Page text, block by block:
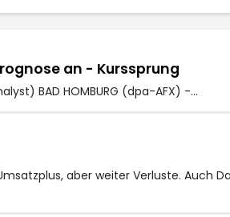
an - Kurssprung
BAD HOMBURG (dpa-AFX) -…
aber weiter Verluste. Auch